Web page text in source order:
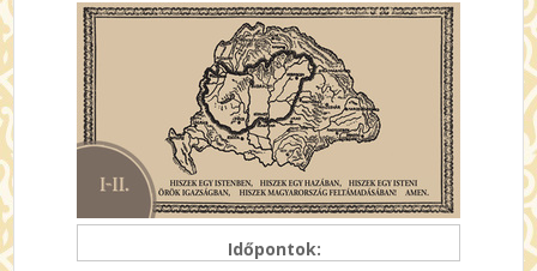
Időpontok: